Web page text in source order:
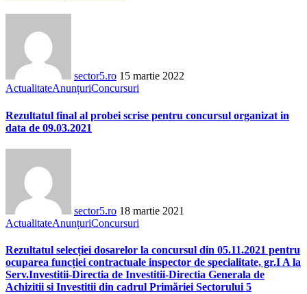
sector5.ro 15 martie 2022
ActualitateAnunțuriConcursuri
Rezultatul final al probei scrise pentru concursul organizat in
data de 09.03.2021
sector5.ro 18 martie 2021
ActualitateAnunțuriConcursuri
Rezultatul selecției dosarelor la concursul din 05.11.2021 pentru
ocuparea funcției contractuale inspector de specialitate, gr.I A la
Serv.Investitii-Directia de Investitii-Directia Generala de
Achizitii si Investitii din cadrul Primăriei Sectorului 5